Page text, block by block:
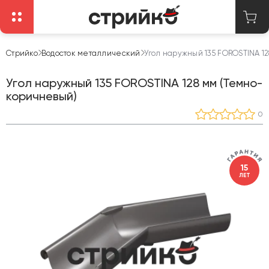
Стрийко Водосток металлический Угол наружный 135 FOROSTINA
Угол наружный 135 FOROSTINA 128 мм (Темно-
коричневый)
0
15
ЛЕТ